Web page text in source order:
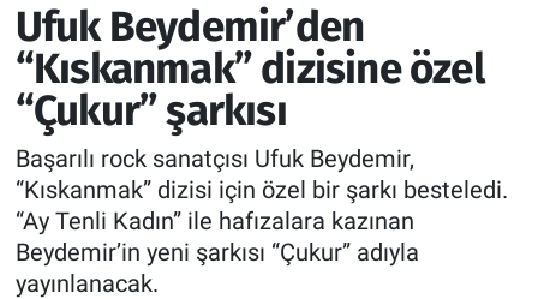
Ufuk Beydemir’den
“Kıskanmak” dizisine özel
“Çukur” şarkısı
Başarılı rock sanatçısı Ufuk Beydemir,
“Kıskanmak” dizisi için özel bir şarkı besteledi.
“Ay Tenli Kadın” ile hafızalara kazınan
Beydemir’in yeni şarkısı “Çukur” adıyla
yayınlanacak.
Süper Lig Puan Durumu ve Fikstür
Tüm Manşetler
Son Dakika Haberleri
Haber Arşivi